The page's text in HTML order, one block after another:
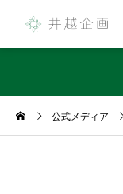
公式メディア